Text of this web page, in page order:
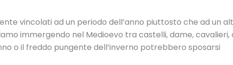
vincolati ad un periodo dell’anno piuttosto che ad un
immergendo nel Medioevo tra castelli, dame, cavalieri,
o il freddo pungente dell’inverno potrebbero sposarsi